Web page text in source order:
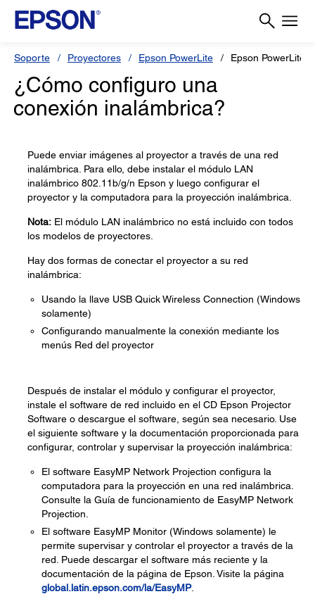
Soporte Proyectores Epson PowerLite Epson PowerLite
¿Cómo configuro una
conexión inalámbrica?
Puede enviar imágenes al proyector a través de una red
inalámbrica. Para ello, debe instalar el módulo LAN
inalámbrico 802.11b/g/n Epson y luego configurar el
proyector y la computadora para la proyección inalámbrica.
Nota: El módulo LAN inalámbrico no está incluido con todos
los modelos de proyectores.
Hay dos formas de conectar el proyector a su red
inalámbrica:
Usando la llave USB Quick Wireless Connection (Windows
solamente)
Configurando manualmente la conexión mediante los
menús Red del proyector
Después de instalar el módulo y configurar el proyector,
instale el software de red incluido en el CD Epson Projector
Software o descargue el software, según sea necesario. Use
el siguiente software y la documentación proporcionada para
configurar, controlar y supervisar la proyección inalámbrica:
El software EasyMP Network Projection configura la
computadora para la proyección en una red inalámbrica.
Consulte la Guía de funcionamiento de EasyMP Network
Projection.
El software EasyMP Monitor (Windows solamente) le
permite supervisar y controlar el proyector a través de la
red. Puede descargar el software más reciente y la
documentación de la página de Epson. Visite la página
global.latin.epson.com/la/EasyMP.